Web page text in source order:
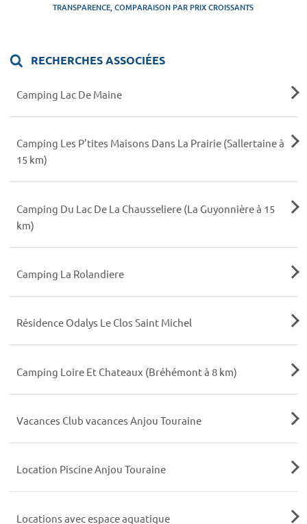
TRANSPARENCE, COMPARAISON PAR PRIX CROISSANTS
RECHERCHES ASSOCIÉES
Camping Lac De Maine
Camping Les P'tites Maisons Dans La Prairie (Sallertaine à
15 km)
Camping Du Lac De La Chausseliere (La Guyonnière à 15
km)
Camping La Rolandiere
Résidence Odalys Le Clos Saint Michel
Camping Loire Et Chateaux (Bréhémont à 8 km)
Vacances Club vacances Anjou Touraine
Location Piscine Anjou Touraine
Locations avec espace aquatique